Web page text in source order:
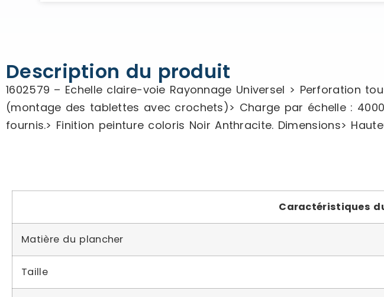
Description du produit
1602579 – Echelle claire-voie Rayonnage Universel > Perforation
(montage des tablettes avec crochets)> Charge par échelle :
fournis.> Finition peinture coloris Noir Anthracite. Dimensions>
Caractéristiques
Matière du plancher
Taille